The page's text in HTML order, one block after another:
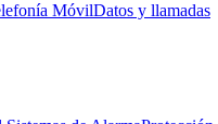
MóvilDatos y llamadas